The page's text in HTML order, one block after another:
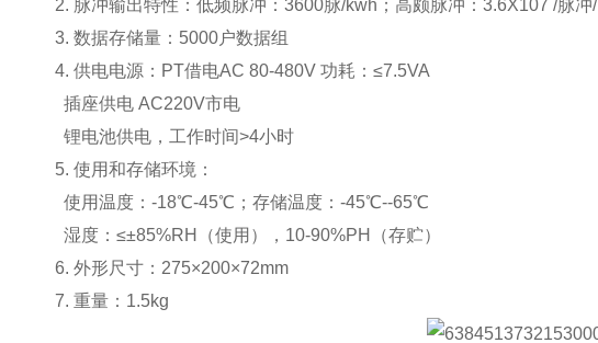
2. 脉冲输出特性：低频脉冲：3600脉/kwh；高颇脉冲：3.6X107 /脉冲
3. 数据存储量：5000户数据组
4. 供电电源：PT借电AC 80-480V 功耗：≤7.5VA
插座供电 AC220V市电
锂电池供电，工作时间>4小时
5. 使用和存储环境：
使用温度：-18℃-45℃；存储温度：-45℃--65℃
湿度：≤±85%RH（使用），10-90%PH（存贮）
6. 外形尺寸：275×200×72mm
7. 重量：1.5kg